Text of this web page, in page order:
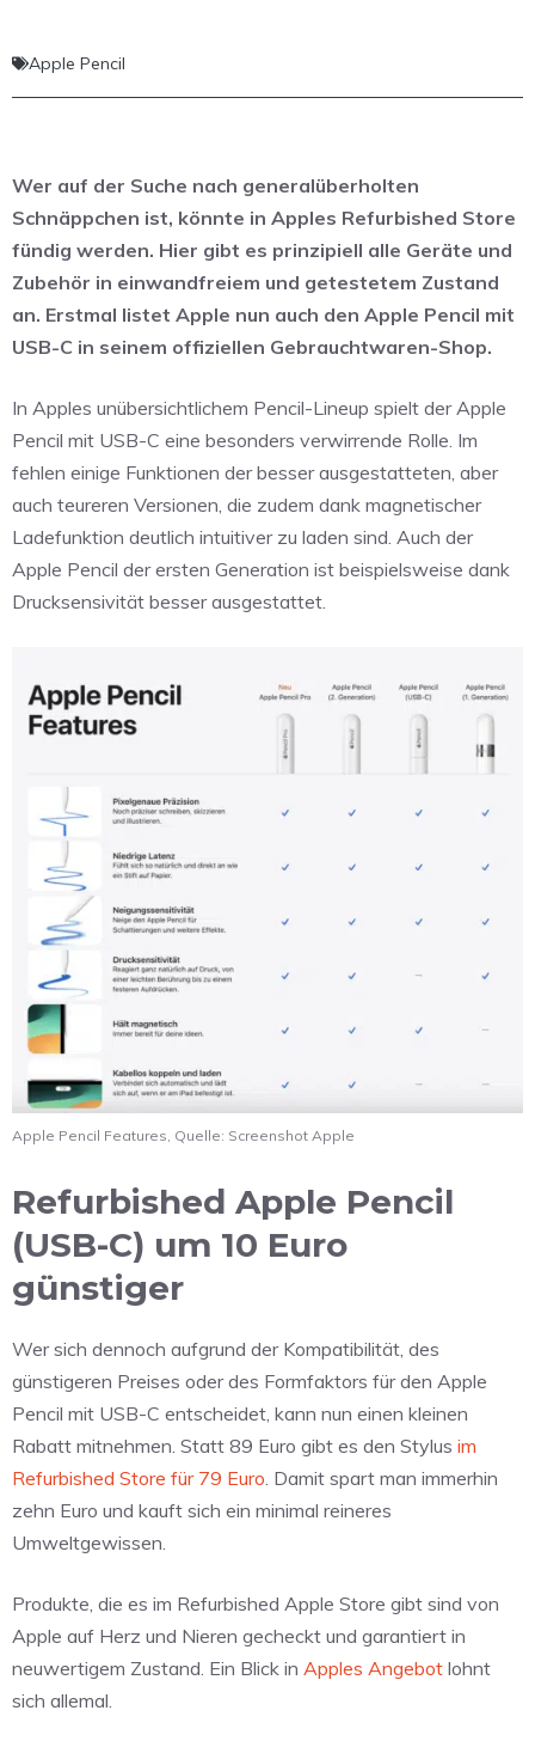
Apple Pencil
Wer auf der Suche nach generalüberholten
Schnäppchen ist, könnte in Apples Refurbished Store
fündig werden. Hier gibt es prinzipiell alle Geräte und
Zubehör in einwandfreiem und getestetem Zustand
an. Erstmal listet Apple nun auch den Apple Pencil mit
USB-C in seinem offiziellen Gebrauchtwaren-Shop.
In Apples unübersichtlichem Pencil-Lineup spielt der Apple
Pencil mit USB-C eine besonders verwirrende Rolle. Im
fehlen einige Funktionen der besser ausgestatteten, aber
auch teureren Versionen, die zudem dank magnetischer
Ladefunktion deutlich intuitiver zu laden sind. Auch der
Apple Pencil der ersten Generation ist beispielsweise dank
Drucksensivität besser ausgestattet.
Apple Pencil Features, Quelle: Screenshot Apple
Refurbished Apple Pencil
(USB-C) um 10 Euro
günstiger
Wer sich dennoch aufgrund der Kompatibilität, des
günstigeren Preises oder des Formfaktors für den Apple
Pencil mit USB-C entscheidet, kann nun einen kleinen
Rabatt mitnehmen. Statt 89 Euro gibt es den Stylus im
Refurbished Store für 79 Euro. Damit spart man immerhin
zehn Euro und kauft sich ein minimal reineres
Umweltgewissen.
Produkte, die es im Refurbished Apple Store gibt sind von
Apple auf Herz und Nieren gecheckt und garantiert in
neuwertigem Zustand. Ein Blick in Apples Angebot lohnt
sich allemal.